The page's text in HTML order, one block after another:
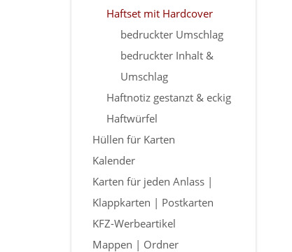
Haftset mit Hardcover
bedruckter Umschlag
bedruckter Inhalt &
Umschlag
Haftnotiz gestanzt & eckig
Haftwürfel
Hüllen für Karten
Kalender
Karten für jeden Anlass |
Klappkarten | Postkarten
KFZ-Werbeartikel
Mappen | Ordner